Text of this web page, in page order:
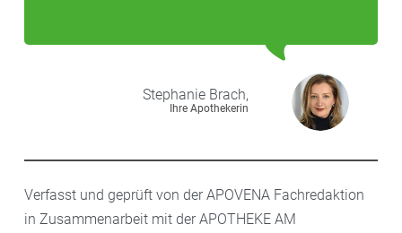
Stephanie Brach,
Ihre Apothekerin
Verfasst und geprüft von der APOVENA Fachredaktion
in Zusammenarbeit mit der APOTHEKE AM